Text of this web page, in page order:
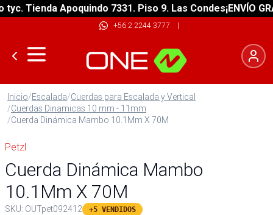
Tienda Apoquindo 7331. Piso 9. Las Condes¡ENVÍO
+56 2 2244 3777 |
Inicio/Escalada/Cuerdas para Escalada y Vertical
/Cuerdas Dinamicas 10 mm - 11mm
/Cuerda Dinámica Mambo 10.1Mm X 70M
Petzl
Cuerda Dinámica Mambo
10.1Mm X 70M
SKU: OUTpet092412 +5 VENDIDOS